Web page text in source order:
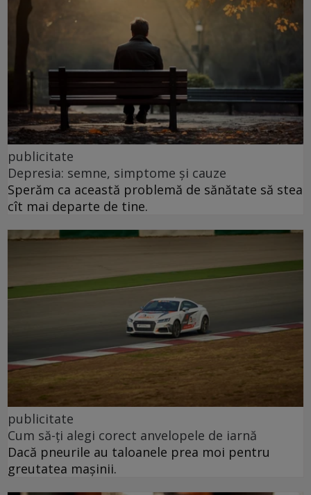
publicitate
Depresia: semne, simptome și cauze
Sperăm ca această problemă de sănătate să stea
cît mai departe de tine.
publicitate
Cum să-ți alegi corect anvelopele de iarnă
Dacă pneurile au taloanele prea moi pentru
greutatea mașinii.